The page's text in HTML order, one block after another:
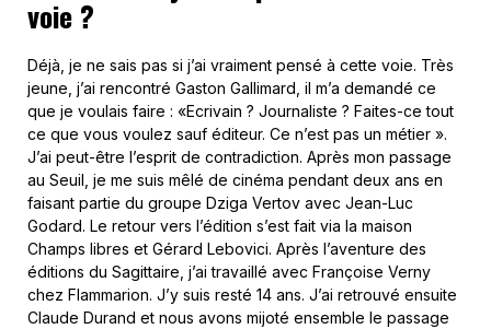
voie ?
Déjà, je ne sais pas si j’ai vraiment pensé à cette voie. Très
jeune, j’ai rencontré Gaston Gallimard, il m’a demandé ce
que je voulais faire : «Ecrivain ? Journaliste ? Faites-ce tout
ce que vous voulez sauf éditeur. Ce n’est pas un métier ».
J’ai peut-être l’esprit de contradiction. Après mon passage
au Seuil, je me suis mêlé de cinéma pendant deux ans en
faisant partie du groupe Dziga Vertov avec Jean-Luc
Godard. Le retour vers l’édition s’est fait via la maison
Champs libres et Gérard Lebovici. Après l’aventure des
éditions du Sagittaire, j’ai travaillé avec Françoise Verny
chez Flammarion. J’y suis resté 14 ans. J’ai retrouvé ensuite
Claude Durand et nous avons mijoté ensemble le passage